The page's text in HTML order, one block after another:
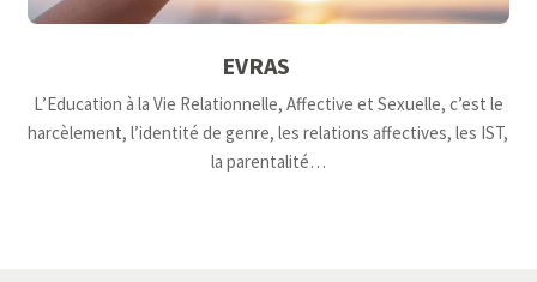
EVRAS
L’Education à la Vie Relationnelle, Affective et Sexuelle, c’est le
harcèlement, l’identité de genre, les relations affectives, les IST,
la parentalité…